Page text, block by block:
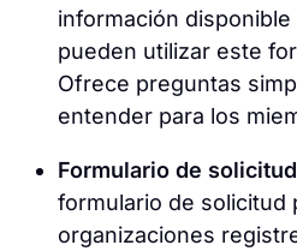
información
pueden utilizar este
Ofrece preguntas
entender para los
Formulario de
formulario de solicitud
organizaciones